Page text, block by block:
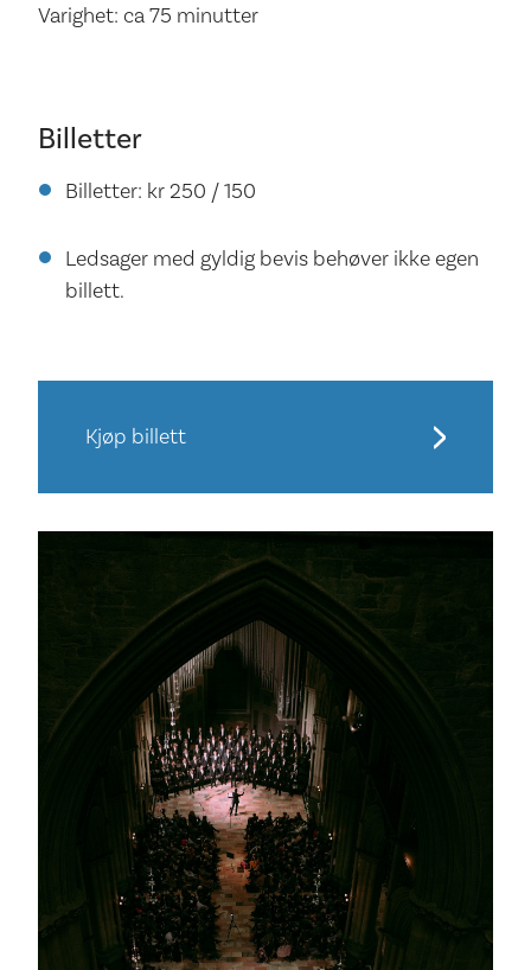
Varighet: ca 75 minutter
Billetter
Billetter: kr 250 / 150
Ledsager med gyldig bevis behøver ikke egen
billett.
Kjøp billett